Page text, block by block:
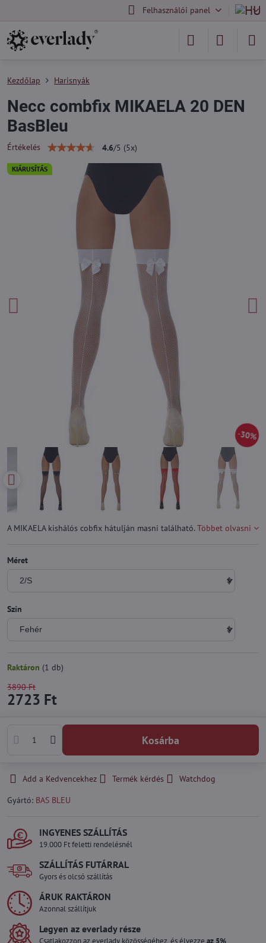
Felhasználói panel
KIÁRUSÍTÁS
30%
Kezdőlap Harisnyák
Necc combfix MIKAELA 20 DEN
BasBleu
Értékelés 4.6/5 (5x)
A MIKAELA kishálós cobfix hátulján masni található. Többet olvasni
Méret
Szín
Raktáron (1 db)
3890 Ft
2723 Ft
Kosárba
Add a Kedvencekhez Termék kérdés
Watchdog
Gyártó: BAS BLEU
INGYENES SZÁLLÍTÁS
19.000 Ft feletti rendelésnél
SZÁLLÍTÁS FUTÁRRAL
Gyors és olcsó szállítás
ÁRUK RAKTÁRON
Azonnal szállítjuk
Legyen az everlady része